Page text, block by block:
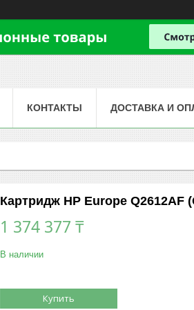
КОНТАКТЫ ДОСТАВКА И
Картридж HP Europe Q2612AF
1 374 377 ₸
В наличии
Купить